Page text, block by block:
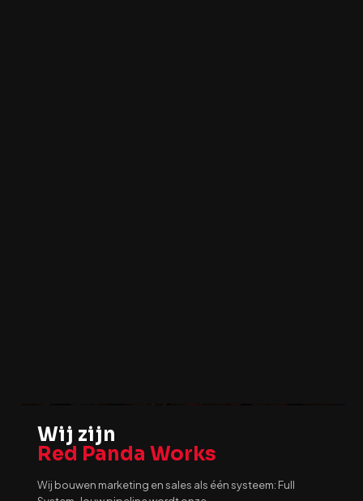
Wij zijn
Red Panda Works
Wij bouwen marketing en sales als één systeem: Full